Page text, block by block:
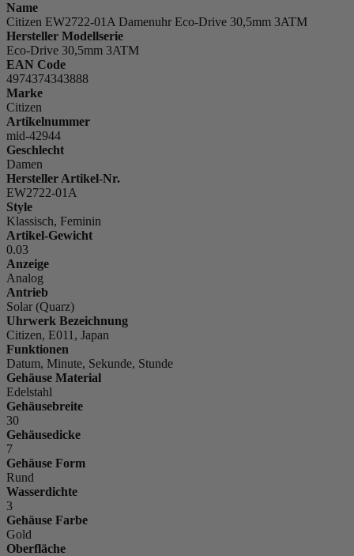
Name
Citizen EW2722-01A Damenuhr Eco-Drive 30,5mm 3ATM
Hersteller Modellserie
Eco-Drive 30,5mm 3ATM
EAN Code
4974374343888
Marke
Citizen
Artikelnummer
mid-42944
Geschlecht
Damen
Hersteller Artikel-Nr.
EW2722-01A
Style
Klassisch, Feminin
Artikel-Gewicht
0.03
Anzeige
Analog
Antrieb
Solar (Quarz)
Uhrwerk Bezeichnung
Citizen, E011, Japan
Funktionen
Datum, Minute, Sekunde, Stunde
Gehäuse Material
Edelstahl
Gehäusebreite
30
Gehäusedicke
7
Gehäuse Form
Rund
Wasserdichte
3
Gehäuse Farbe
Gold
Oberfläche